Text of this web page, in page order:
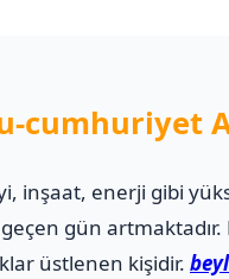
cumhuriyet A
inşaat, enerji gibi
gün
üstlenen kişidir.